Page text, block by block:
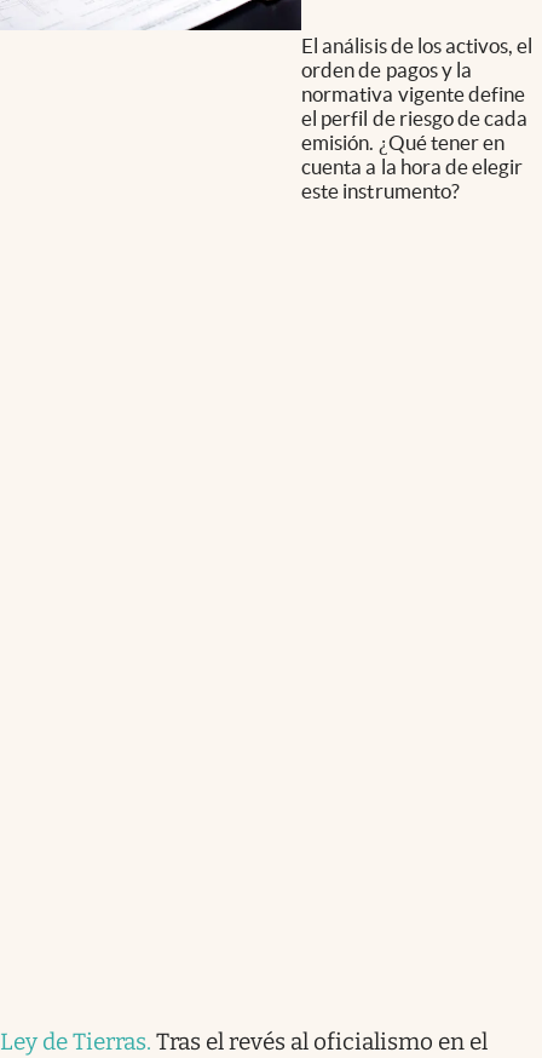
El análisis de los activos, el
orden de pagos y la
normativa vigente define
el perfil de riesgo de cada
emisión. ¿Qué tener en
cuenta a la hora de elegir
este instrumento?
Ley de Tierras. Tras el revés al oficialismo en el